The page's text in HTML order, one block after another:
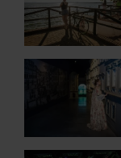
l'Art
Contemporain
l'Albufera
de
Valencia
àExposition
L'aventure
la
pensée